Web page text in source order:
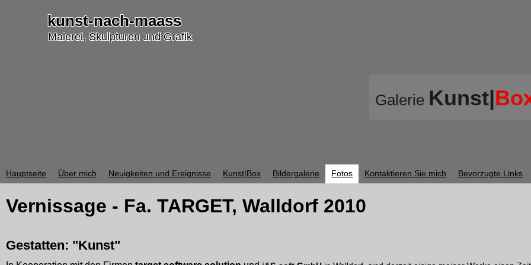
kunst-nach-maass
Malerei, Skulpturen und Grafik
Galerie Kunst|
Hauptseite Über mich Neuigkeiten und Ereignisse Kunst|Box Bildergalerie Fotos Kontaktieren Sie mich Bevorzugte Links
Vernissage - Fa. TARGET, Walldorf 2010
Gestatten: "Kunst"